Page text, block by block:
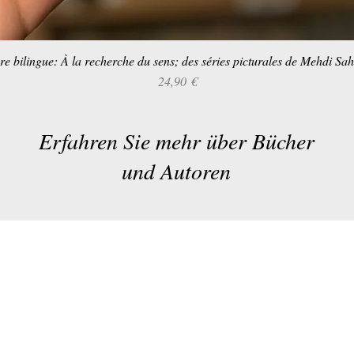
Schnellansicht
bilingue: À la recherche du sens; des séries picturales de Mehdi
Preis
24,90 €
Erfahren Sie mehr über Bücher
und Autoren